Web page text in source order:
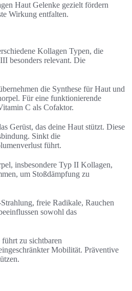
Haut Gelenke gezielt fördern
Wirkung entfalten.
Kollagen Typen, die
besonders relevant. Die
die Synthese für Haut und
Für eine funktionierende
C als Cofaktor.
Gerüst, das deine Haut stützt. Diese
Sinkt die
führt.
insbesondere Typ II Kollagen,
um Stoßdämpfung zu
freie Radikale, Rauchen
sowohl das
zu sichtbaren
Mobilität. Präventive